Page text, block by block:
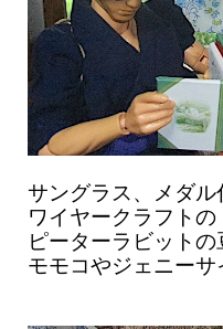
サングラス、メダル
ワイヤークラフトの
ピーターラビットの
モモコやジェニー